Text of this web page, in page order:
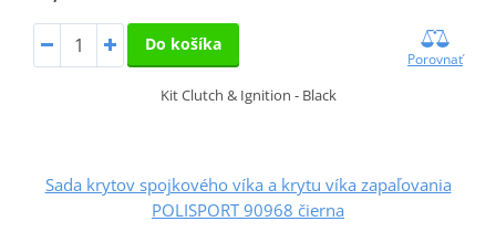
Do košíka
Porovnať
Kit Clutch & Ignition - Black
Sada krytov spojkového víka a krytu víka zapaľovania
POLISPORT 90968 čierna